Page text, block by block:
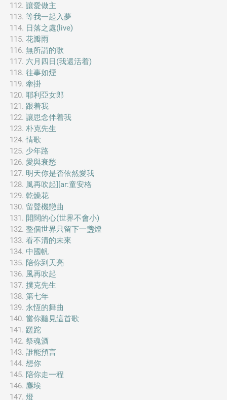
讓愛做主
等我一起入夢
日落之處(live)
花瓣雨
無所謂的歌
六月四日(我還活着)
往事如煙
牽掛
耶利亞女郎
跟着我
讓思念伴着我
朴克先生
情歌
少年路
愛與衰愁
明天你是否依然愛我
風再吹起][ar:童安格
乾燥花
留聲機戀曲
開闊的心(世界不會小)
整個世界只留下一盞燈
看不清的未來
中國帆
陪你到天亮
風再吹起
撲克先生
第七年
永恆的舞曲
當你聽見這首歌
蹉跎
祭魂酒
誰能預言
想你
陪你走一程
塵埃
燈